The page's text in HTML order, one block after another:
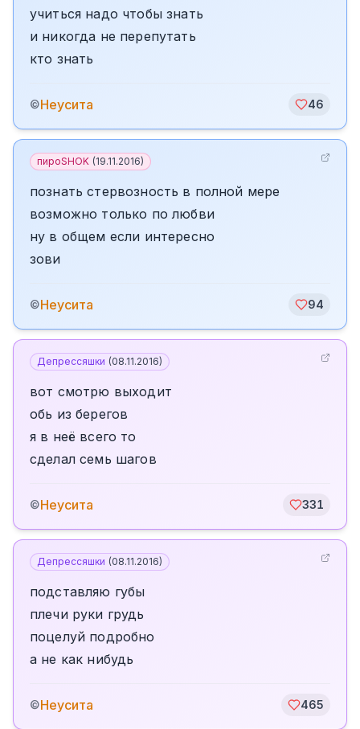
учиться надо чтобы знать
и никогда не перепутать
кто знать
©Неусита 46
пироSHOK (19.11.2016)
познать стервозность в полной мере
возможно только по любви
ну в общем если интересно
зови
©Неусита 94
Депрессяшки (08.11.2016)
вот смотрю выходит
обь из берегов
я в неё всего то
сделал семь шагов
©Неусита 331
Депрессяшки (08.11.2016)
подставляю губы
плечи руки грудь
поцелуй подробно
а не как нибудь
©Неусита 465